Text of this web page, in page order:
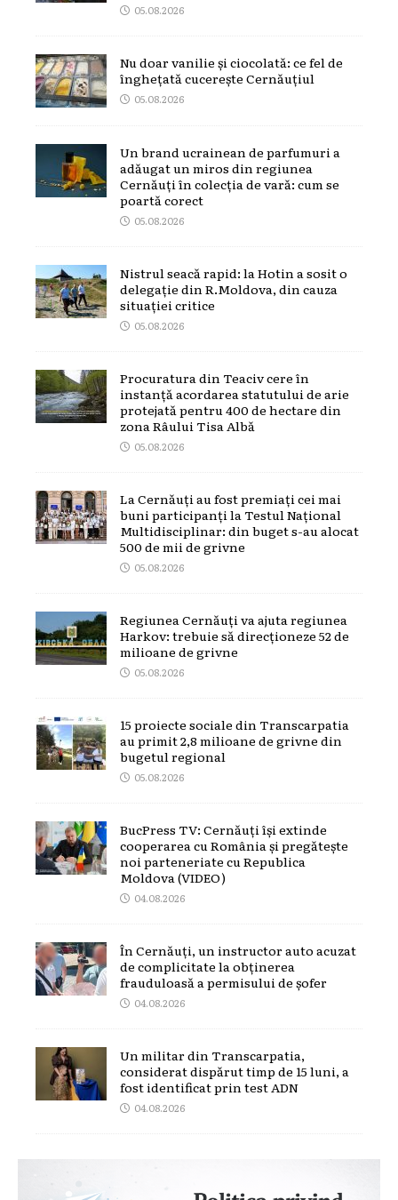
05.08.2026
Nu doar vanilie și ciocolată: ce fel de
înghețată cucerește Cernăuțiul
05.08.2026
Un brand ucrainean de parfumuri a
adăugat un miros din regiunea
Cernăuți în colecția de vară: cum se
poartă corect
05.08.2026
Nistrul seacă rapid: la Hotin a sosit o
delegație din R.Moldova, din cauza
situației critice
05.08.2026
Procuratura din Teaciv cere în
instanță acordarea statutului de arie
protejată pentru 400 de hectare din
zona Râului Tisa Albă
05.08.2026
La Cernăuți au fost premiați cei mai
buni participanți la Testul Național
Multidisciplinar: din buget s-au alocat
500 de mii de grivne
05.08.2026
Regiunea Cernăuți va ajuta regiunea
Harkov: trebuie să direcționeze 52 de
milioane de grivne
05.08.2026
15 proiecte sociale din Transcarpatia
au primit 2,8 milioane de grivne din
bugetul regional
05.08.2026
BucPress TV: Cernăuți își extinde
cooperarea cu România și pregătește
noi parteneriate cu Republica
Moldova (VIDEO)
04.08.2026
În Cernăuți, un instructor auto acuzat
de complicitate la obținerea
frauduloasă a permisului de șofer
04.08.2026
Un militar din Transcarpatia,
considerat dispărut timp de 15 luni, a
fost identificat prin test ADN
04.08.2026